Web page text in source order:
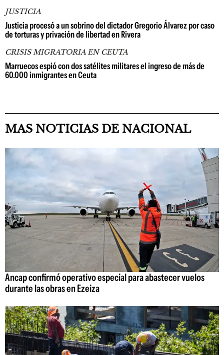
JUSTICIA
Justicia procesó a un sobrino del dictador Gregorio Álvarez por caso
de torturas y privación de libertad en Rivera
CRISIS MIGRATORIA EN CEUTA
Marruecos espió con dos satélites militares el ingreso de más de
60.000 inmigrantes en Ceuta
MAS NOTICIAS DE NACIONAL
Ancap confirmó operativo especial para abastecer vuelos
durante las obras en Ezeiza